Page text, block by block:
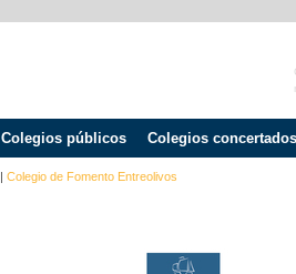
Colegios públicos Colegios concertados
| Colegio de Fomento Entreolivos